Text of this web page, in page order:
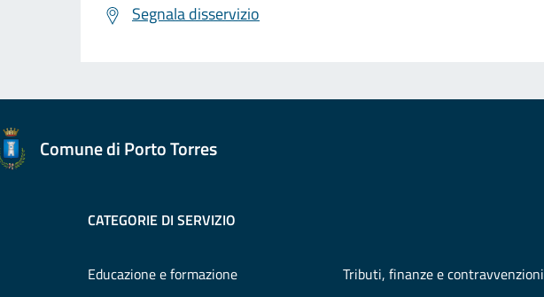
Segnala disservizio
Comune di Porto Torres
CATEGORIE DI SERVIZIO
Educazione e formazione
Tributi, finanze e contravvenzioni